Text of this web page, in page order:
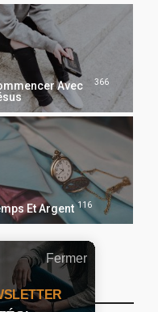
Avec
366
Et Argent 116
Matin
Fermer